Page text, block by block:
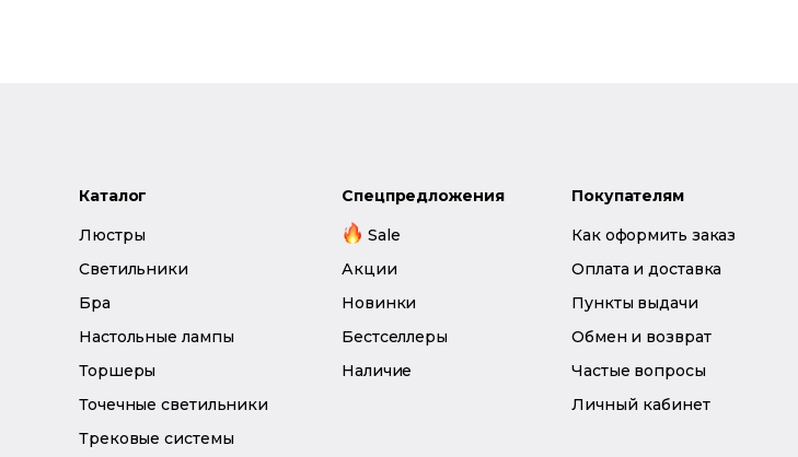
Каталог
Люстры
Светильники
Бра
Настольные лампы
Торшеры
Точечные светильники
Трековые системы
Спецпредложения
Sale
Акции
Новинки
Бестселлеры
Наличие
Покупателям
Как оформить заказ
Оплата и доставка
Пункты выдачи
Обмен и возврат
Частые вопросы
Личный кабинет